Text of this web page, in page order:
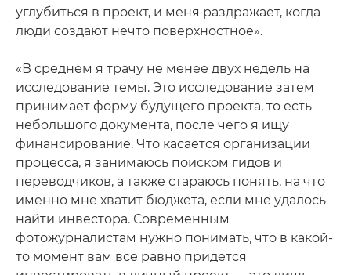
углубиться в проект, и меня раздражает, когда
люди создают нечто поверхностное».
«В среднем я трачу не менее двух недель на
исследование темы. Это исследование затем
принимает форму будущего проекта, то есть
небольшого документа, после чего я ищу
финансирование. Что касается организации
процесса, я занимаюсь поиском гидов и
переводчиков, а также стараюсь понять, на что
именно мне хватит бюджета, если мне удалось
найти инвестора. Современным
фотожурналистам нужно понимать, что в какой-
то момент вам все равно придется